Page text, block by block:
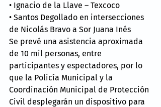
• Ignacio de la Llave – Texcoco
• Santos Degollado en intersecciones
de Nicolás Bravo a Sor Juana Inés
Se prevé una asistencia aproximada
de 10 mil personas, entre
participantes y espectadores, por lo
que la Policía Municipal y la
Coordinación Municipal de Protección
Civil desplegarán un dispositivo para